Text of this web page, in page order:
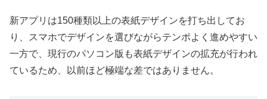
新アプリは150種類以上の表紙デザインを打ち出してお
り、スマホでデザインを選びながらテンポよく進めやすい
一方で、現行のパソコン版も表紙デザインの拡充が行われ
ているため、以前ほど極端な差ではありません。